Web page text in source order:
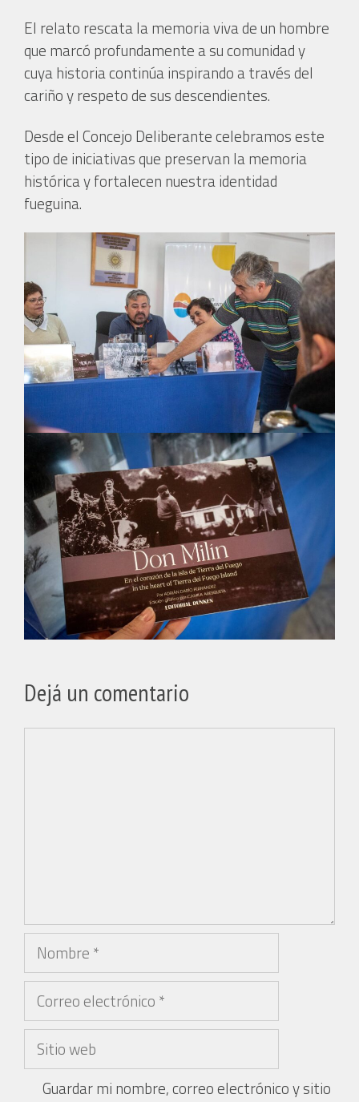
El relato rescata la memoria viva de un hombre
que marcó profundamente a su comunidad y
cuya historia continúa inspirando a través del
cariño y respeto de sus descendientes.
Desde el Concejo Deliberante celebramos este
tipo de iniciativas que preservan la memoria
histórica y fortalecen nuestra identidad
fueguina.
Dejá un comentario
Guardar mi nombre, correo electrónico y sitio